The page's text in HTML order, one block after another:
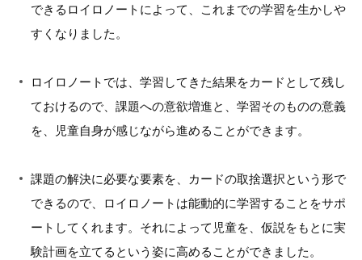
できるロイロノートによって、これまでの学習を生かしや
すくなりました。
ロイロノートでは、学習してきた結果をカードとして残し
ておけるので、課題への意欲増進と、学習そのものの意義
を、児童自身が感じながら進めることができます。
課題の解決に必要な要素を、カードの取捨選択という形で
できるので、ロイロノートは能動的に学習することをサポ
ートしてくれます。それによって児童を、仮説をもとに実
験計画を立てるという姿に高めることができました。